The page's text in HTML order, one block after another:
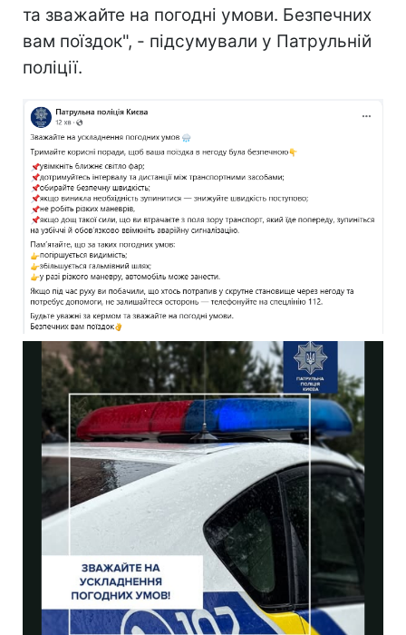
та зважайте на погодні умови. Безпечних
вам поїздок", - підсумували у Патрульній
поліції.